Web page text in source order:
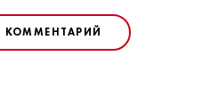
КОММЕНТАРИЙ